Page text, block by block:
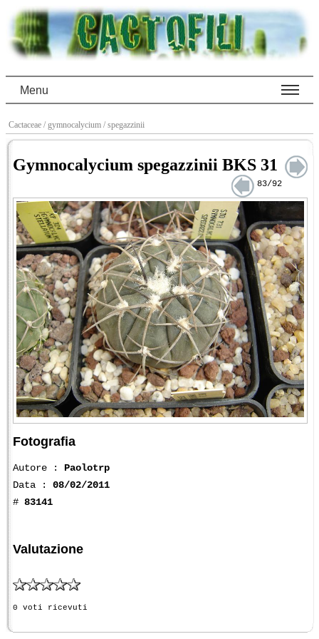
Menu
Cactaceae / gymnocalycium / spegazzinii
Gymnocalycium spegazzinii BKS 31
83/92
Fotografia
Autore : Paolotrp
Data : 08/02/2011
# 83141
Valutazione
0 voti ricevuti